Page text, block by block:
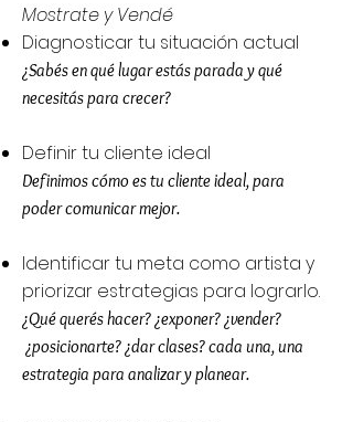
Mostrate y Vendé
Diagnosticar tu situación actual
¿Sabés en qué lugar estás parada y qué
necesitás para crecer?
Definir tu cliente ideal
Definimos cómo es tu cliente ideal, para
poder comunicar mejor.
Identificar tu meta como artista y
priorizar estrategias para lograrlo.
¿Qué querés hacer? ¿exponer? ¿vender?
¿posicionarte? ¿dar clases? cada una, una
estrategia para analizar y planear.